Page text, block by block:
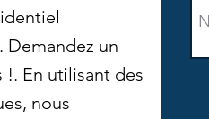
un
En utilisant des
nous